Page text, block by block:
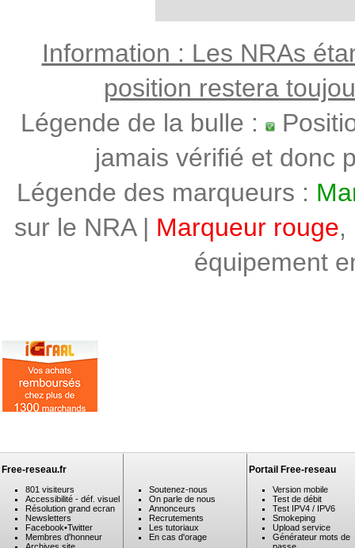
Information : Les NRAs
position restera
Légende de la bulle :
jamais vérifié et donc
Légende des marqueurs :
sur le NRA | Marqueur rouge,
équipement
Free-reseau.fr
801 visiteurs
Accessibilité - déf. visuel
Résolution grand ecran
Newsletters
Facebook•Twitter
Membres d'honneur
Soutenez-nous
On parle de nous
Annonceurs
Recrutements
Les tutoriaux
En cas d'orage
Portail Free-reseau
Version mobile
Test de débit
Test IPV4 / IPV6
Smokeping
Upload service
Générateur mots de